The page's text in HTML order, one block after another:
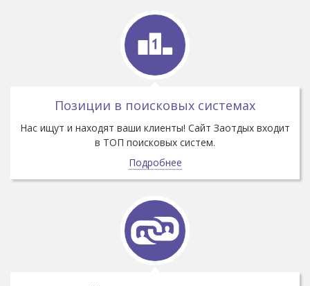
Позиции в поисковых системах
Нас ищут и находят ваши клиенты! Сайт Заотдых входит
в ТОП поисковых систем.
Подробнее